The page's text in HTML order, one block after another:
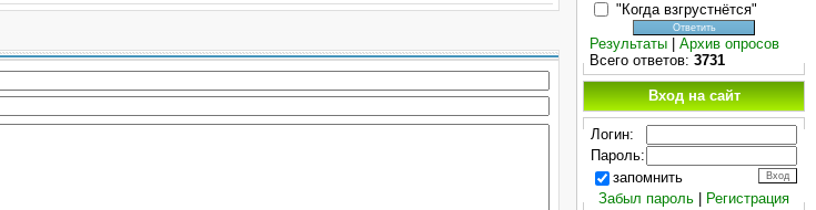
"Когда взгрустнётся"
Результаты
Архив опросов
Всего ответов: 3731
Вход на сайт
Логин:
Пароль:
запомнить
Забыл пароль
Регистрация